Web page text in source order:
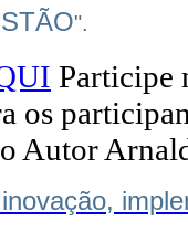
".
Participe
os
Autor